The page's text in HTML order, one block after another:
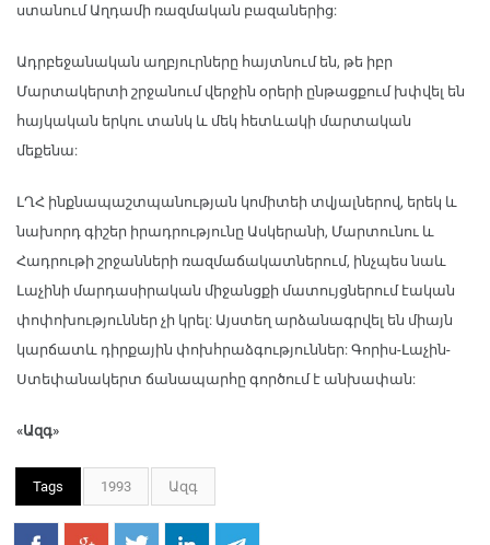
ստանում Աղդամի ռազմական բազաներից:
Ադրբեջանական աղբյուրները հայտնում են, թե իբր
Մարտակերտի շրջանում վերջին օրերի ընթացքում խփվել են
հայկական երկու տանկ և մեկ հետևակի մարտական
մեքենա:
ԼՂՀ ինքնապաշտպանության կոմիտեի տվյալներով, երեկ և
նախորդ գիշեր իրադրությունը Ասկերանի, Մարտունու և
Հադրութի շրջանների ռազմաճակատներում, ինչպես նաև
Լաչինի մարդասիրական միջանցքի մատույցներում էական
փոփոխություններ չի կրել: Այստեղ արձանագրվել են միայն
կարճատև դիրքային փոխհրաձգություններ: Գորիս-Լաչին-
Ստեփանակերտ ճանապարհը գործում է անխափան:
«Ազգ»
Tags 1993 Ազգ